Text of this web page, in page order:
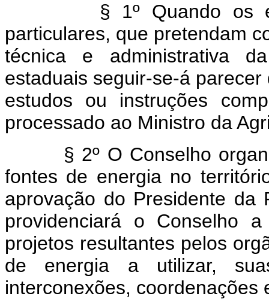
§ 1º Quando os
particulares, que pretendam
técnica e administrativa
estaduais seguir-se-á
estudos ou instruções
processado ao Ministro da
§ 2º O Conselho
fontes de energia no
aprovação do Presidente da
providenciará o Conselho
projetos resultantes pelos
de energia a utilizar,
interconexões, coordenações